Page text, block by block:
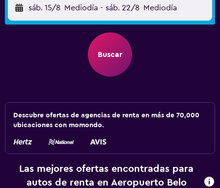
sáb. 15/8 Mediodía - sáb. 22/8 Mediodía
Buscar
Descubre ofertas de agencias de renta en más de 70,000
ubicaciones con momondo.
Las mejores ofertas encontradas para
autos de renta en Aeropuerto Belo